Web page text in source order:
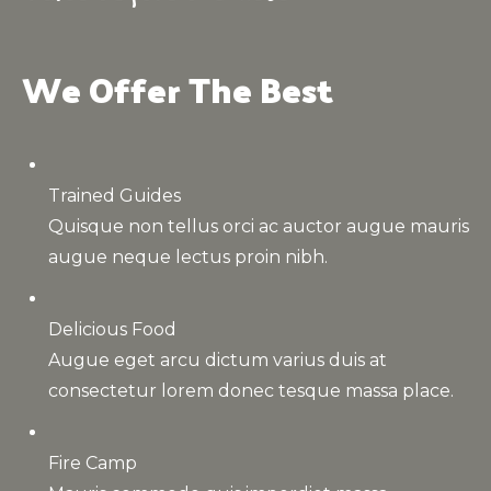
We Offer The Best
Trained Guides
Quisque non tellus orci ac auctor augue mauris
augue neque lectus proin nibh.
Delicious Food
Augue eget arcu dictum varius duis at
consectetur lorem donec tesque massa place.
Fire Camp